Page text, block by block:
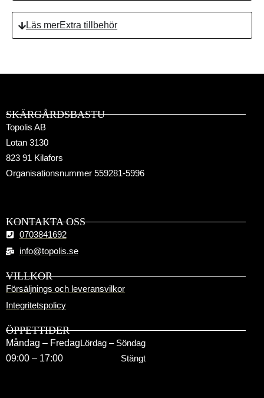
2x2.4
27 liters vattenbehållare
Extra tillbehör
SKÄRGÅRDSBASTU
Topolis AB
Lotan 3130
823 91 Kilafors
Organisationsnummer 559281-5996
KONTAKTA OSS
0703841692
info@topolis.se
VILLKOR
Försäljnings och leveransvilkor
Integritetspolicy
ÖPPETTIDER
Måndag – Fredag
09:00 – 17:00
Lördag – Söndag
Stängt